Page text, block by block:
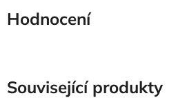
Hodnocení
Související produkty